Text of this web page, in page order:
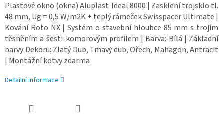
Plastové okno (okna) Aluplast Ideal 8000 | Zasklení trojsklo tl.
48 mm, Ug = 0,5 W/m2K + teplý rámeček Swisspacer Ultimate |
Kování Roto NX | Systém o stavební hloubce 85 mm s trojím
těsněním a šesti-komorovým profilem | Barva: Bílá | Základní
barvy Dekoru: Zlatý Dub, Tmavý dub, Ořech, Mahagon, Antracit
| Montážní kotvy zdarma
Detailní informace